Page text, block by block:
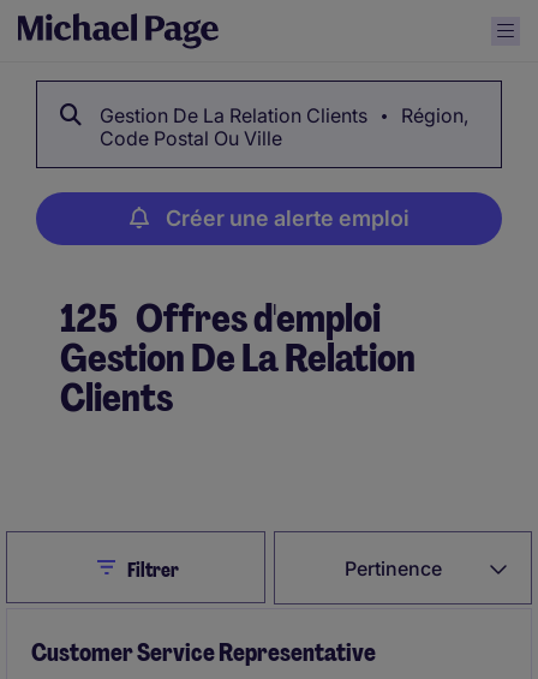
Gestion De La Relation Clients
Région,
Code Postal Ou Ville
Créer une alerte emploi
125 Offres d'emploi
Gestion De La Relation
Clients
Pertinence
CloseFiltrer
Customer Service Representative